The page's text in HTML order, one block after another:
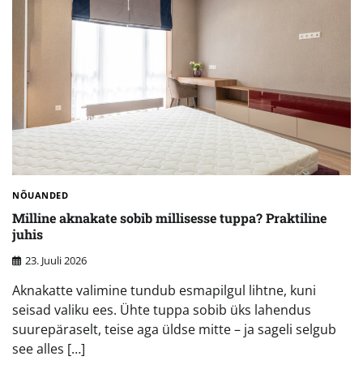
NÕUANDED
Milline aknakate sobib millisesse tuppa? Praktiline
juhis
23. Juuli 2026
Aknakatte valimine tundub esmapilgul lihtne, kuni
seisad valiku ees. Ühte tuppa sobib üks lahendus
suurepäraselt, teise aga üldse mitte – ja sageli selgub
see alles […]